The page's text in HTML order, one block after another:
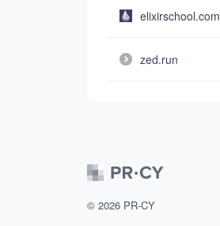
elixirschool.com
zed.run
© 2026 PR-CY